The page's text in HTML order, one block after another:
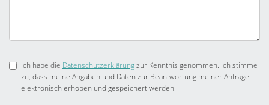
Ich habe die Datenschutzerklärungzur Kenntnis genommen. Ich stimme
zu, dass meine Angaben und Daten zur Beantwortung meiner Anfrage
elektronisch erhoben und gespeichert werden.